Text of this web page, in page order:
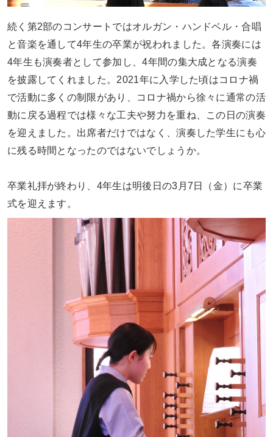
続く第2部のコンサートではオルガン・ハンドベル・合唱
と音楽を通して4年生の卒業が祝われました。各演奏には
4年生も演奏者として参加し、4年間の集大成となる演奏
を披露してくれました。2021年に入学した頃はコロナ禍
で活動に多くの制限があり、コロナ禍から徐々に通常の活
動に戻る過程では様々な工夫や努力を重ね、この日の演奏
を迎えました。出席者だけではなく、演奏した学生にも心
に残る時間となったのではないでしょうか。
卒業礼拝が終わり、4年生は明後日の3月7日（金）に卒業
式を迎えます。